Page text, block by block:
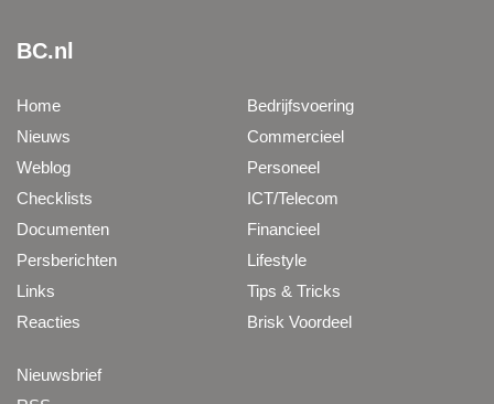
BC.nl
Home
Nieuws
Weblog
Checklists
Documenten
Persberichten
Links
Reacties
Bedrijfsvoering
Commercieel
Personeel
ICT/Telecom
Financieel
Lifestyle
Tips & Tricks
Brisk Voordeel
Nieuwsbrief